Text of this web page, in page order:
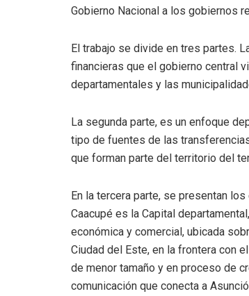
Gobierno Nacional a los gobiernos
El trabajo se divide en tres partes.
financieras que el gobierno central
departamentales y las
La segunda parte, es un enfoque
tipo de fuentes de las
que forman parte del territorio del
En la tercera parte, se presentan
Caacupé es la Capital
económica y comercial, ubicada
Ciudad del Este, en la frontera con
de menor tamaño y en proceso de
comunicación que conecta a